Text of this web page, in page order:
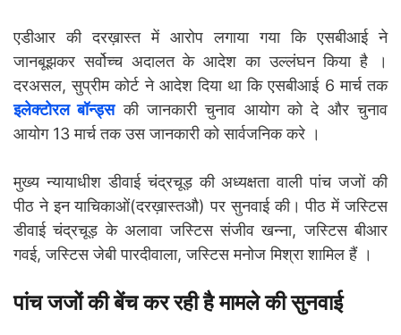
एडीआर की दरख़ास्त में आरोप लगाया गया कि एसबीआई ने
जानबूझकर सर्वोच्च अदालत के आदेश का उल्लंघन किया है ।
दरअसल, सुप्रीम कोर्ट ने आदेश दिया था कि एसबीआई 6 मार्च तक
इलेक्टोरल बॉन्ड्सकी जानकारी चुनाव आयोग को दे और चुनाव
आयोग 13 मार्च तक उस जानकारी को सार्वजनिक करे ।
मुख्य न्यायाधीश डीवाई चंद्रचूड़ की अध्यक्षता वाली पांच जजों की
पीठ ने इन याचिकाओं(दरख़ास्तऔ) पर सुनवाई की। पीठ में जस्टिस
डीवाई चंद्रचूड़ के अलावा जस्टिस संजीव खन्ना, जस्टिस बीआर
गवई, जस्टिस जेबी पारदीवाला, जस्टिस मनोज मिश्रा शामिल हैं ।
पांच जजों की बेंच कर रही है मामले की सुनवाई